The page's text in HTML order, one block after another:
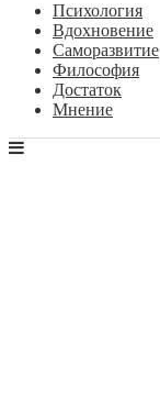
Психология
Вдохновение
Саморазвитие
Философия
Достаток
Мнение